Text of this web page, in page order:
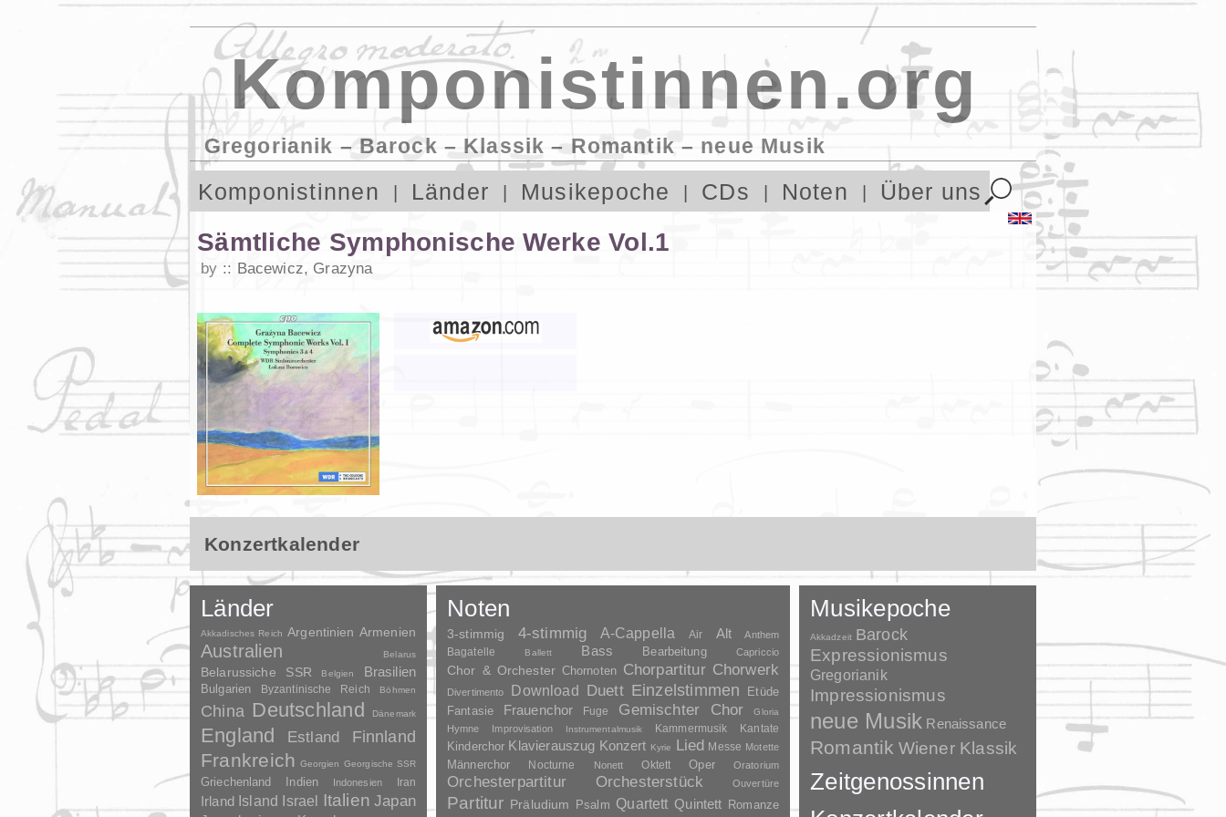
Komponistinnen.org
Gregorianik – Barock – Klassik – Romantik – neue Musik
Komponistinnen Länder Musikepoche CDs Noten Über uns
Sämtliche Symphonische Werke Vol.1
by Bacewicz, Grazyna
Konzertkalender
Länder
Akkadisches Reich Argentinien Armenien
Australien Belarus
Belarussiche SSR Belgien Brasilien
Bulgarien Byzantinische Reich Böhmen
China Deutschland Dänemark
England Estland Finnland
Frankreich Georgien Georgische SSR
Griechenland Indien Indonesien Iran
Irland Island Israel Italien Japan
Noten
3-stimmig 4-stimmig A-Cappella Air Alt Anthem
Bagatelle Ballett Bass Bearbeitung Capriccio
Chor & Orchester Chornoten Chorpartitur Chorwerk
Divertimento Download Duett Einzelstimmen Etüde
Fantasie Frauenchor Fuge Gemischter Chor Gloria
Hymne Improvisation Instrumentalmusik Kammermusik Kantate
Kinderchor Klavierauszug Konzert Kyrie Lied Messe Motette
Männerchor Nocturne Nonett Oktett Oper Oratorium
Orchesterpartitur Orchesterstück Ouvertüre
Partitur Präludium Psalm Quartett Quintett Romanze
Musikepoche
Akkadzeit Barock
Expressionismus
Gregorianik
Impressionismus
neue Musik Renaissance
Romantik Wiener Klassik
Zeitgenossinnen